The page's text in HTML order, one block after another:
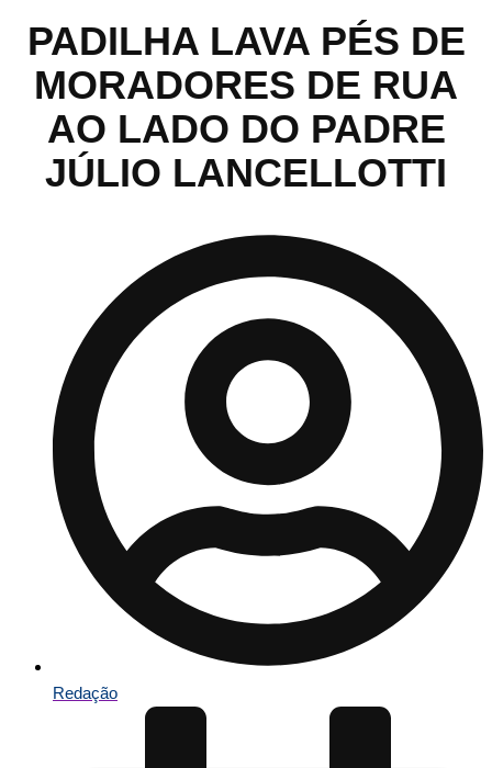
PADILHA LAVA PÉS DE
MORADORES DE RUA
AO LADO DO PADRE
JÚLIO LANCELLOTTI
Redação